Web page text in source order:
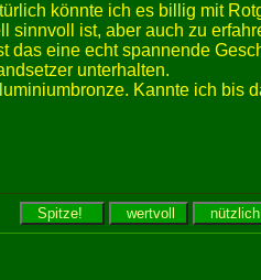
könnte ich es billig mit
sinnvoll ist, aber auch zu
das eine echt spannende
unterhalten.
Kannte ich bis